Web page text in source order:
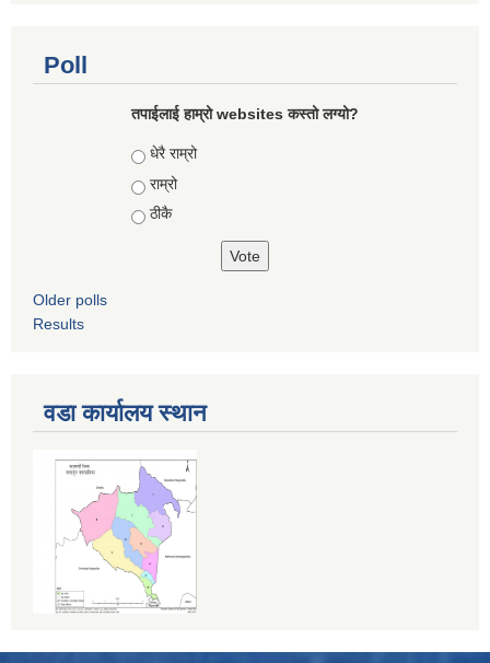
Poll
तपाईलाई हाम्रो websites कस्तो लग्यो?
Choices
धेरै राम्रो
राम्रो
ठीकै
Older polls
Results
वडा कार्यालय स्थान